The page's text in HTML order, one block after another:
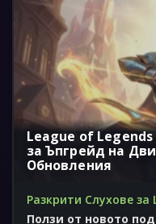
League of
за Ъпгрейд на
Обновления
Разкрити Слухове за
Ползи от новото